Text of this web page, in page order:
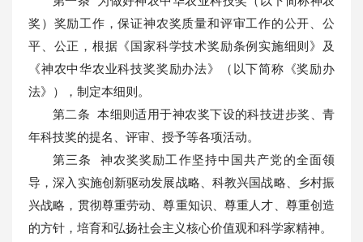
奖）奖励工作，保证神农奖质量和评审工作的公开、公
平、公正，根据《国家科学技术奖励条例实施细则》及
《神农中华农业科技奖奖励办法》（以下简称《奖励办
法》），制定本细则。
第二条 本细则适用于神农奖下设的科技进步奖、青
年科技奖的提名、评审、授予等各项活动。
第三条 神农奖奖励工作坚持中国共产党的全面领
导，深入实施创新驱动发展战略、科教兴国战略、乡村振
兴战略，贯彻尊重劳动、尊重知识、尊重人才、尊重创造
的方针，培育和弘扬社会主义核心价值观和科学家精神。